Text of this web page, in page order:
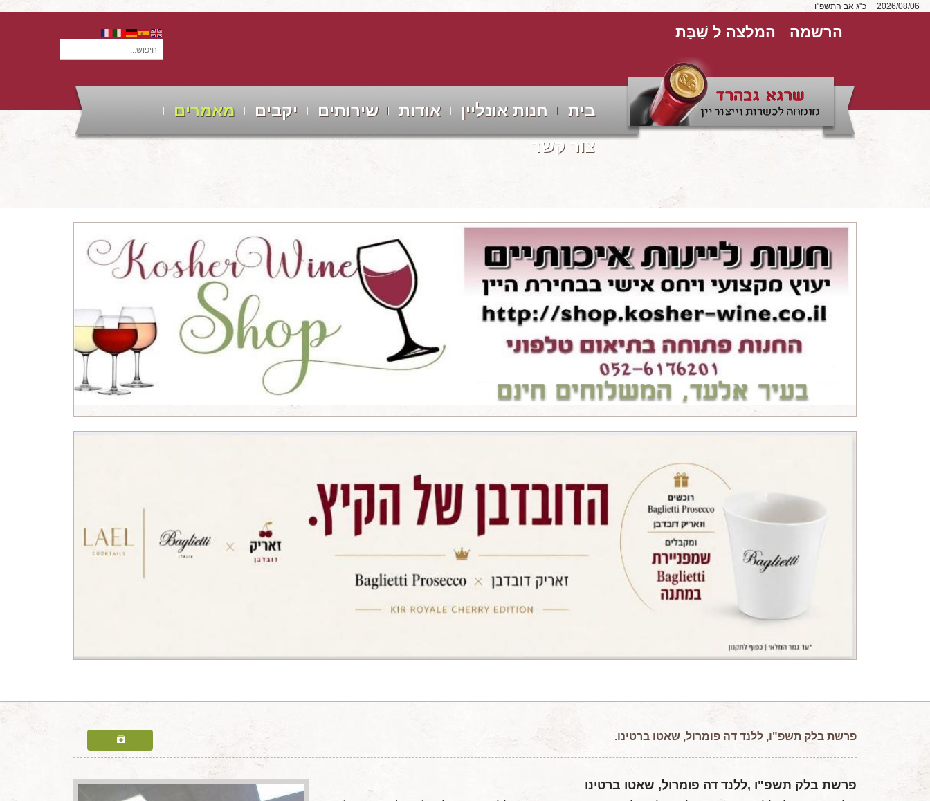
כ"ג אב התשפ"ו
חיפוש...
הרשמה המלצה ל שַׁבָּת
בית חנות אונליין אודות שירותים יקבים
מאמרים
צור קשר
פרשת בלק תשפ"ו, ללנד דה פומרול, שאטו ברטינו.
פרשת בלק תשפ"ו ,ללנד דה פומרול, שאטו ברטינו